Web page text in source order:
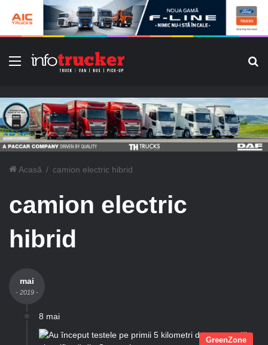
Meniu
Acasă / camion electric hibrid
camion electric
hibrid
mai
- 2019 -
8 mai
GreenZone